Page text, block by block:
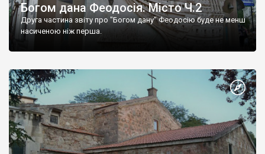
Богом дана Феодосія. Місто Ч.2
Друга частина звіту про "Богом дану" Феодосію буде не менш
насиченою ніж перша.